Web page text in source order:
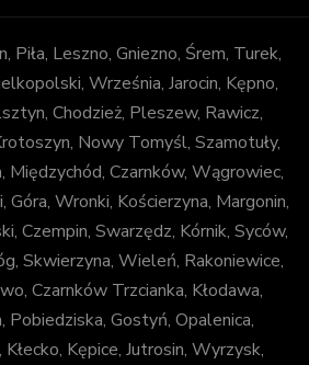
Piła, Leszno, Gniezno, Śrem, Turek,
Września, Jarocin, Kępno,
Chodzież, Pleszew, Rawicz,
Nowy Tomyśl, Szamotuły,
Czarnków, Wągrowiec,
Góra, Wronki, Kościerzyna, Margonin,
Czempin, Swarzędz, Kórnik, Syców,
Skwierzyna, Wieleń, Rakoniewice,
Czarnków Trzcianka, Kłodawa,
Pobiedziska, Gostyń, Opalenica,
Kępice, Jutrosin, Wyrzysk,